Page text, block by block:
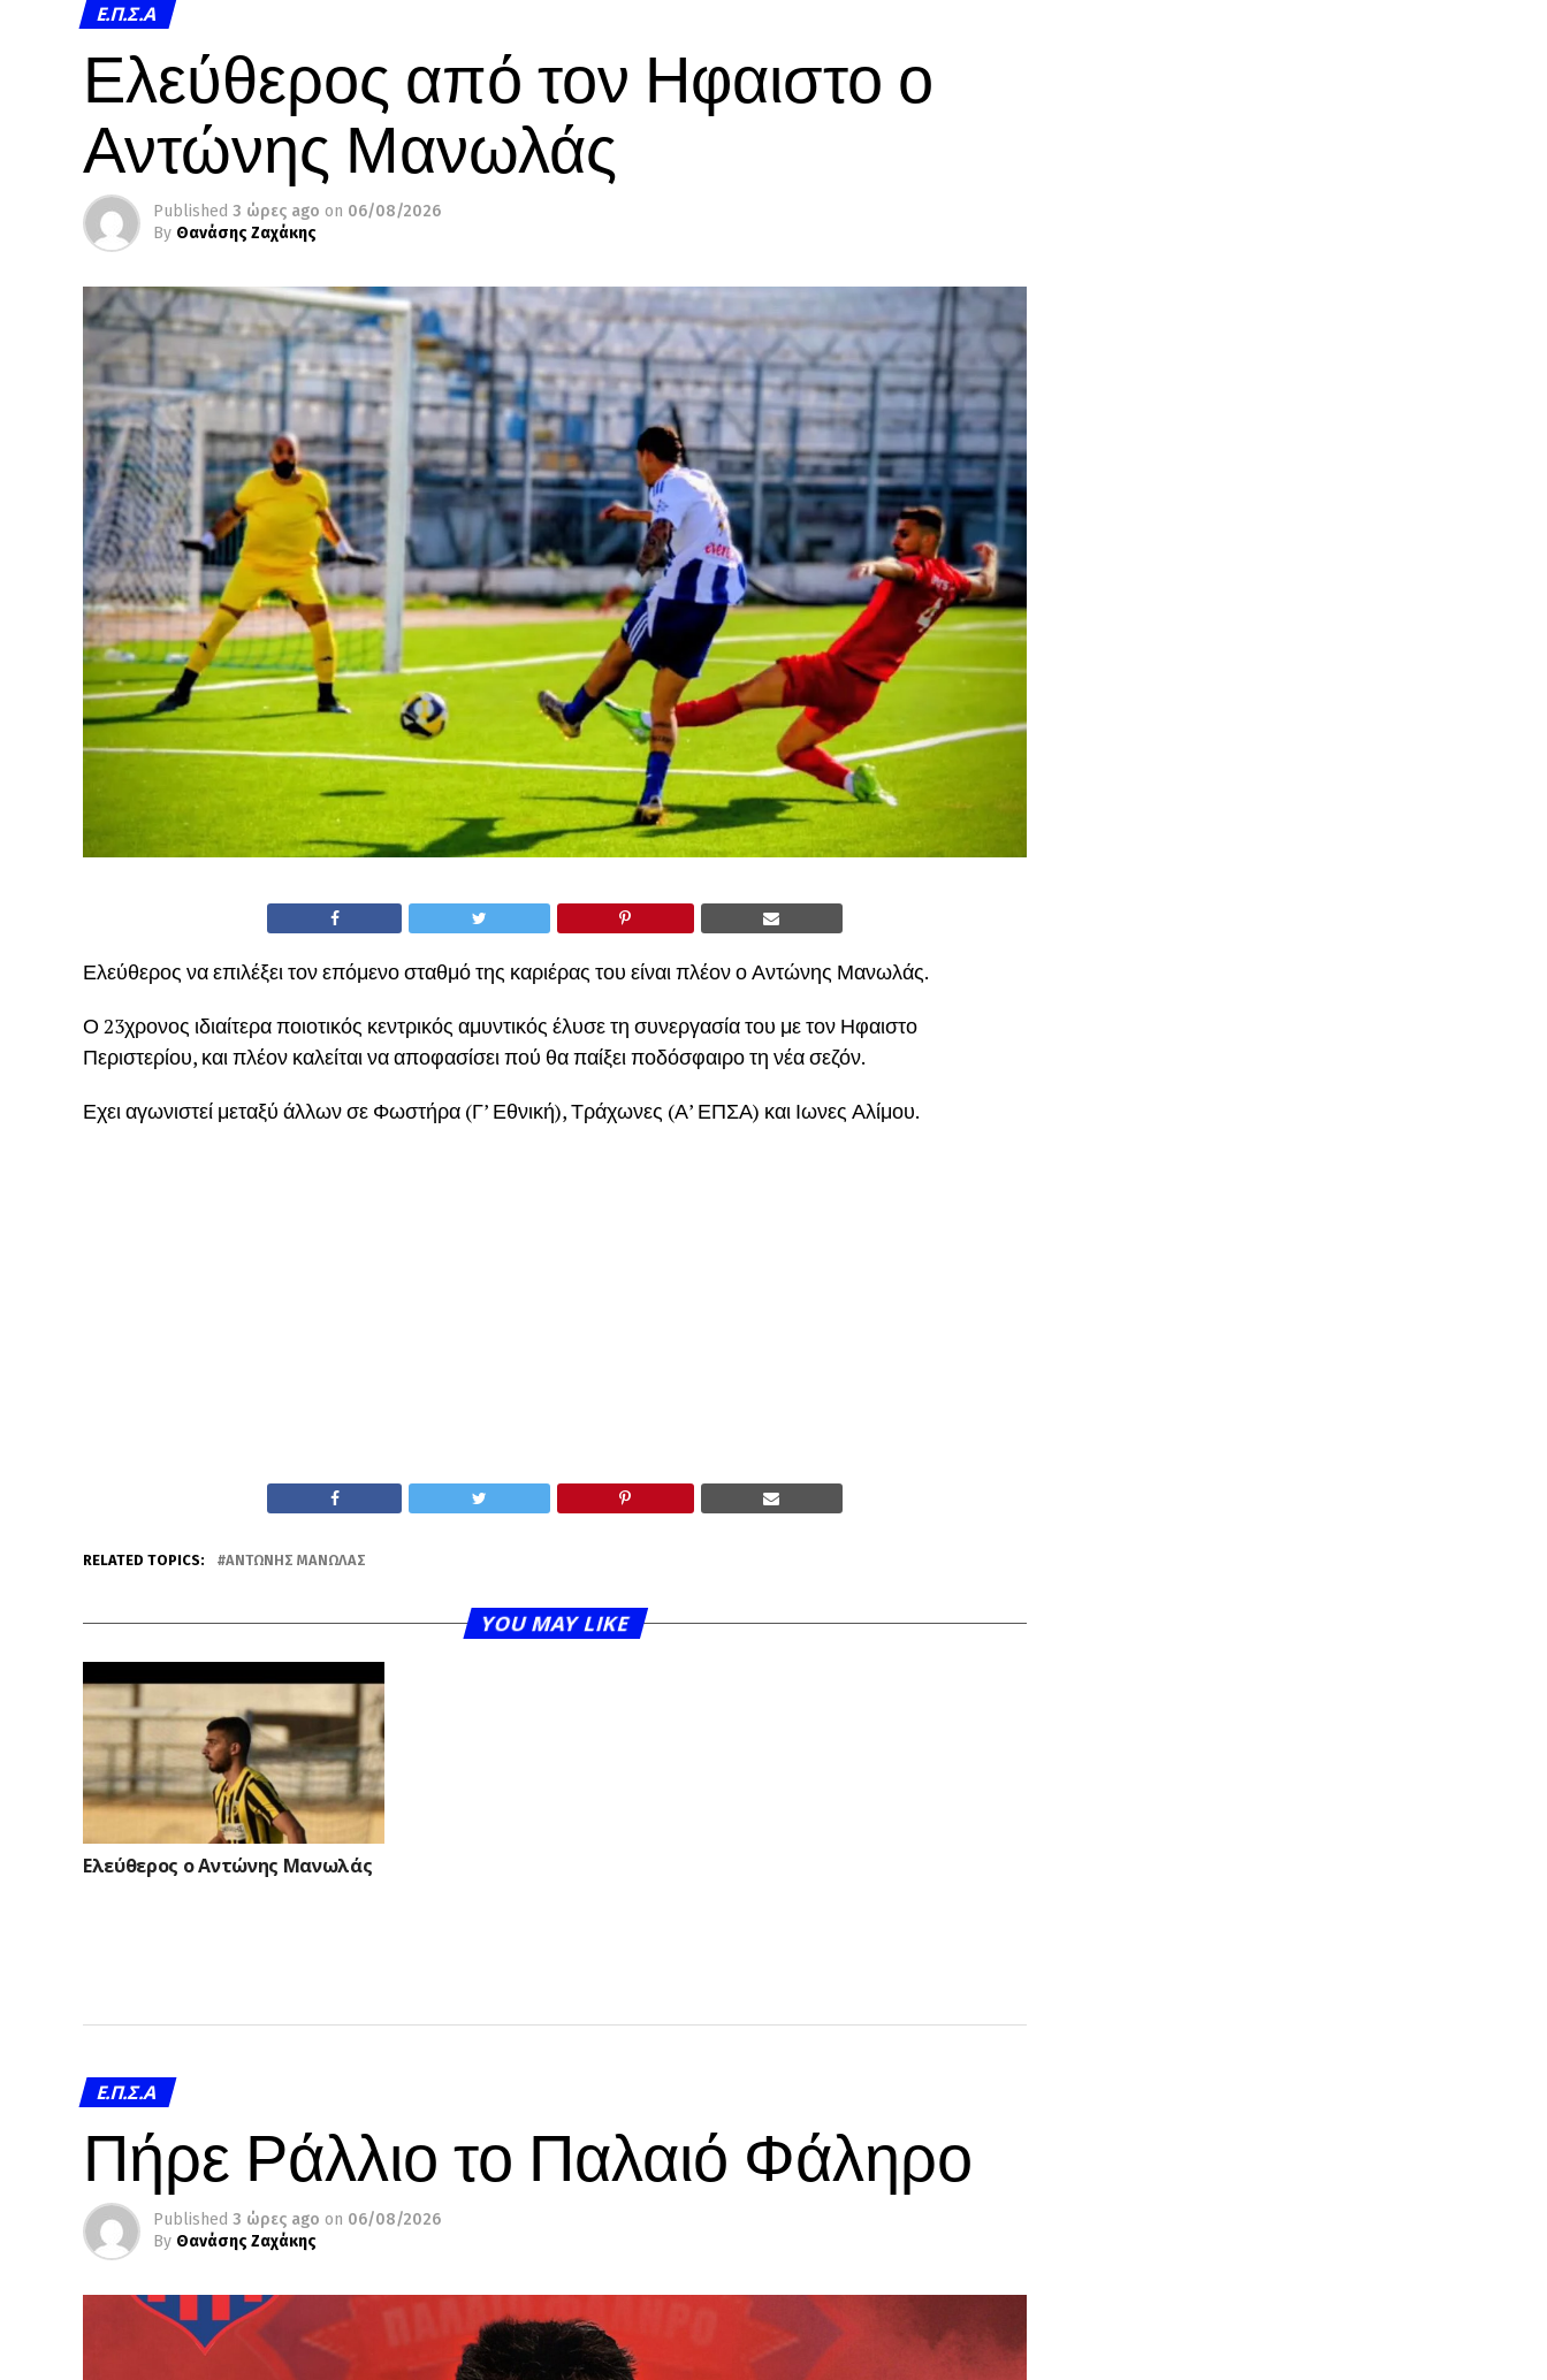
Ε.Π.Σ.Α
Ελεύθερος από τον Ηφαιστο ο
Αντώνης Μανωλάς
Published 3 ώρες ago on 06/08/2026
By Θανάσης Ζαχάκης
Ελεύθερος να επιλέξει τον επόμενο σταθμό της καριέρας του είναι πλέον ο Αντώνης Μανωλάς.
Ο 23χρονος ιδιαίτερα ποιοτικός κεντρικός αμυντικός έλυσε τη συνεργασία του με τον Ηφαιστο
Περιστερίου, και πλέον καλείται να αποφασίσει πού θα παίξει ποδόσφαιρο τη νέα σεζόν.
Εχει αγωνιστεί μεταξύ άλλων σε Φωστήρα (Γ’ Εθνική), Τράχωνες (Α’ ΕΠΣΑ) και Ιωνες Αλίμου.
RELATED TOPICS: ΑΝΤΏΝΗΣ ΜΑΝΩΛΆΣ
YOU MAY LIKE
Ελεύθερος ο Αντώνης Μανωλάς
Ε.Π.Σ.Α
Πήρε Ράλλιο το Παλαιό Φάληρο
Published 3 ώρες ago on 06/08/2026
By Θανάσης Ζαχάκης